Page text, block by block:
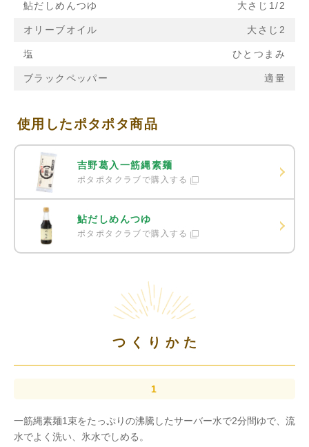
鮎だしめんつゆ 大さじ1/2
オリーブオイル 大さじ2
塩 ひとつまみ
ブラックペッパー 適量
使用したポタポタ商品
吉野葛入一筋縄素麺
ポタポタクラブで購入する
鮎だしめんつゆ
ポタポタクラブで購入する
つくりかた
一筋縄素麺1束をたっぷりの沸騰したサーバー水で2分間ゆで、流
水でよく洗い、氷水でしめる。